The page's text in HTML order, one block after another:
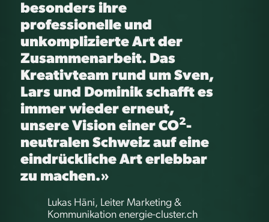
besonders ihre
professionelle und
unkomplizierte Art der
Zusammenarbeit. Das
Kreativteam rund um Sven,
Lars und Dominik schafft es
immer wieder erneut,
unsere Vision einer CO2-
neutralen Schweiz auf eine
eindrückliche Art erlebbar
zu machen.»
Lukas Häni, Leiter Marketing &
Kommunikation energie-cluster.ch